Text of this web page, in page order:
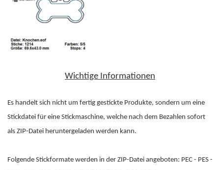
Wichtige Informationen
Es handelt sich nicht um fertig gestickte Produkte, sondern um eine
Stickdatei für eine Stickmaschine, welche nach dem Bezahlen sofort
als ZIP-Datei heruntergeladen werden kann.
Folgende Stickformate werden in der ZIP-Datei angeboten: PEC - PES -